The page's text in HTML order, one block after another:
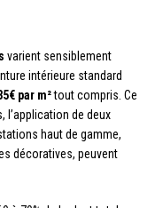
varient sensiblement
intérieure standard
par m²tout compris. Ce
l’application de deux
haut de gamme,
décoratives, peuvent